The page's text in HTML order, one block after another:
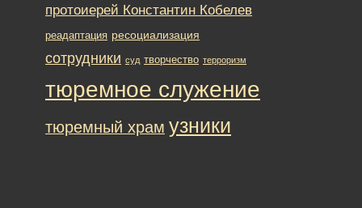
протоиерей Константин Кобелев
реадаптация ресоциализация
сотрудники суд творчество терроризм
тюремное служение
тюремный храм узники